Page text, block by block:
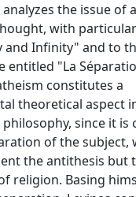
the issue of
with
and Infinity" and to
entitled "La
constitutes a
theoretical aspect
philosophy, since it is
of the subject,
the antithesis but
religion. Basing